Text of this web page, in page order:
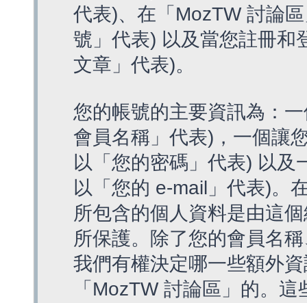
代表)、在「MozTW 討論
號」代表) 以及當您註冊和
文章」代表)。
您的帳號的主要資訊為：
會員名稱」代表)，一個讓
以「您的密碼」代表) 以及
以「您的 e-mail」代表)。
所包含的個人資料是由這
所保護。除了您的會員名
我們有權決定哪一些額外
「MozTW 討論區」的。